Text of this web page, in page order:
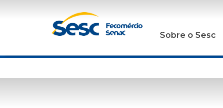
Sobre o Sesc